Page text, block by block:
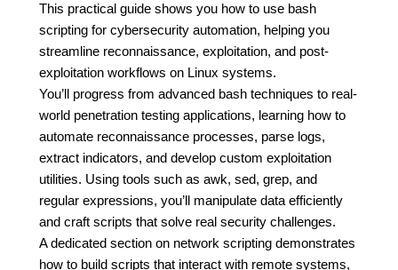
This practical guide shows you how to use bash
scripting for cybersecurity automation, helping you
streamline reconnaissance, exploitation, and post-
exploitation workflows on Linux systems.
You’ll progress from advanced bash techniques to real-
world penetration testing applications, learning how to
automate reconnaissance processes, parse logs,
extract indicators, and develop custom exploitation
utilities. Using tools such as awk, sed, grep, and
regular expressions, you’ll manipulate data efficiently
and craft scripts that solve real security challenges.
A dedicated section on network scripting demonstrates
how to build scripts that interact with remote systems,